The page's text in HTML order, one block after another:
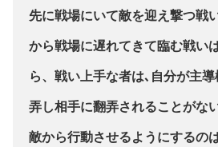
先に戦場にいて敵を迎え撃つ戦
から戦場に遅れてきて臨む戦い
ら、戦い上手な者は､自分が主
弄し相手に翻弄されることがない
敵から行動させるようにするの